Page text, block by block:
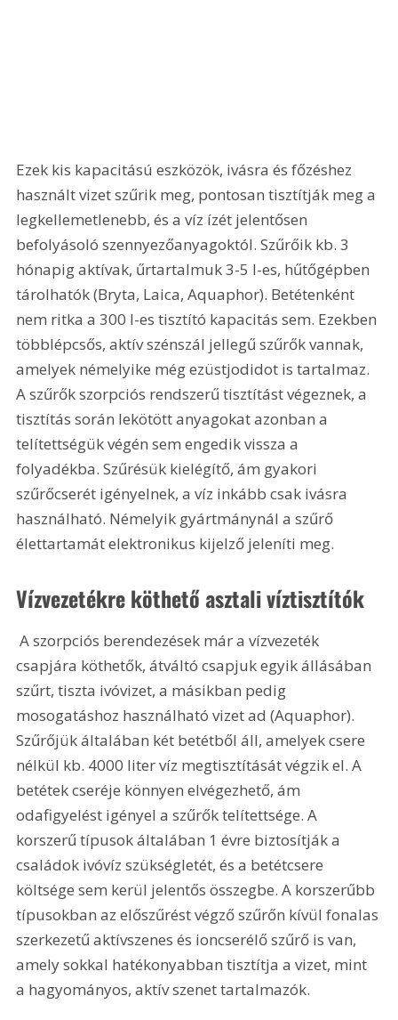
Ezek kis kapacitású eszközök, ivásra és főzéshez
használt vizet szűrik meg, pontosan tisztítják meg a
legkellemetlenebb, és a víz ízét jelentősen
befolyásoló szennyezőanyagoktól. Szűrőik kb. 3
hónapig aktívak, űrtartalmuk 3-5 l-es, hűtőgépben
tárolhatók (Bryta, Laica, Aquaphor). Betétenként
nem ritka a 300 l-es tisztító kapacitás sem. Ezekben
többlépcsős, aktív szénszál jellegű szűrők vannak,
amelyek némelyike még ezüstjodidot is tartalmaz.
A szűrők szorpciós rendszerű tisztítást végeznek, a
tisztítás során lekötött anyagokat azonban a
telítettségük végén sem engedik vissza a
folyadékba. Szűrésük kielégítő, ám gyakori
szűrőcserét igényelnek, a víz inkább csak ivásra
használható. Némelyik gyártmánynál a szűrő
élettartamát elektronikus kijelző jeleníti meg.
Vízvezetékre köthető asztali víztisztítók
A szorpciós berendezések már a vízvezeték
csapjára köthetők, átváltó csapjuk egyik állásában
szűrt, tiszta ivóvizet, a másikban pedig
mosogatáshoz használható vizet ad (Aquaphor).
Szűrőjük általában két betétből áll, amelyek csere
nélkül kb. 4000 liter víz megtisztítását végzik el. A
betétek cseréje könnyen elvégezhető, ám
odafigyelést igényel a szűrők telítettsége. A
korszerű típusok általában 1 évre biztosítják a
családok ivóvíz szükségletét, és a betétcsere
költsége sem kerül jelentős összegbe. A korszerűbb
típusokban az előszűrést végző szűrőn kívül fonalas
szerkezetű aktívszenes és ioncserélő szűrő is van,
amely sokkal hatékonyabban tisztítja a vizet, mint
a hagyományos, aktív szenet tartalmazók.